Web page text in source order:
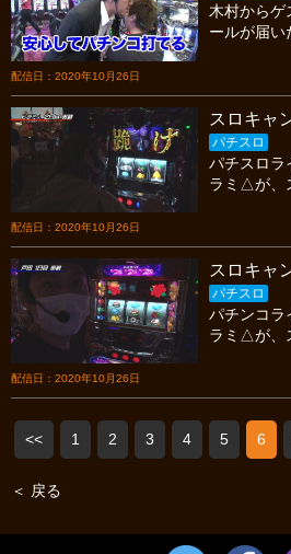
配信日：2020年10月26日
木村からゲ
ールが届い
ズ形式、結
配信日：2020年10月26日
スロキャ
パチスロ
パチスロラ
ラミ△が、
を飾れるか
配信日：2020年10月26日
スロキャ
パチスロ
パチンコラ
ラミ△が、
飯にありつ
<< 1 2 3 4 5 6
＜ 戻る